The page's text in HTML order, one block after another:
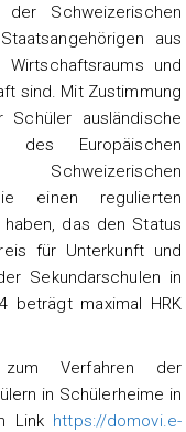
der Schweizerischen
aus
Wirtschaftsraums und
sind. Mit Zustimmung
Schüler ausländische
des Europäischen
einen regulierten
das den Status
für Unterkunft und
Sekundarschulen in
beträgt maximal HRK
zum Verfahren der
in Schülerheime in
Link https://domovi.e-